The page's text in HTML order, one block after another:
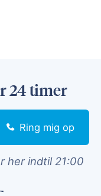
24 timer
Ring mig op
her indtil 21:00